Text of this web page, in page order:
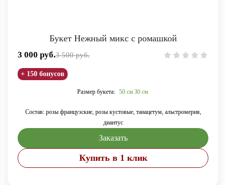
Букет Нежный микс с ромашкой
3 000 руб.3 500 руб.
+ 150 бонусов
Размер букета: 50 см 30 см
Состав: розы французские, розы кустовые, танацетум, альстромерия,
диантус
Заказать
Купить в 1 клик